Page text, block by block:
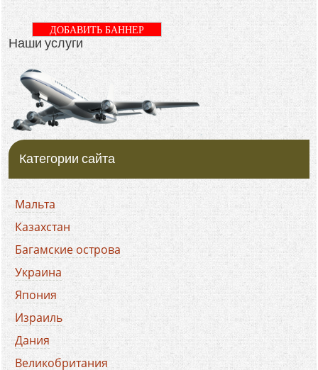
Наши услуги
ДОБАВИТЬ БАННЕР
Категории сайта
Мальта
Казахстан
Багамские острова
Украина
Япония
Израиль
Дания
Великобритания